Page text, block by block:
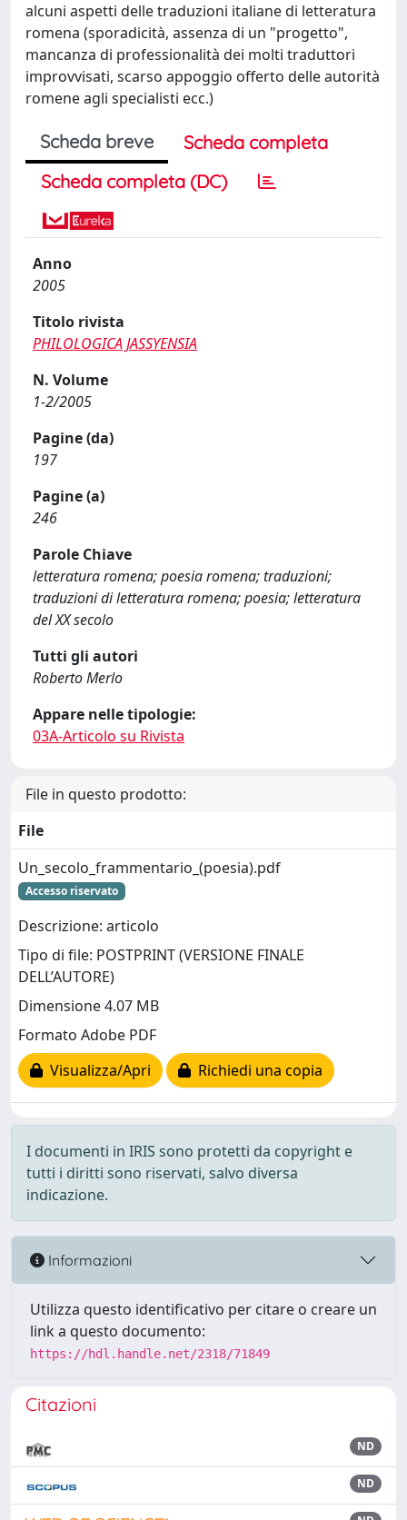
alcuni aspetti delle traduzioni italiane di letteratura
romena (sporadicità, assenza di un "progetto",
mancanza di professionalità dei molti traduttori
improvvisati, scarso appoggio offerto delle autorità
romene agli specialisti ecc.)
Scheda breve
Scheda completa
Scheda completa (DC)
Anno
2005
Titolo rivista
PHILOLOGICA JASSYENSIA
N. Volume
1-2/2005
Pagine (da)
197
Pagine (a)
246
Parole Chiave
letteratura romena; poesia romena; traduzioni;
traduzioni di letteratura romena; poesia; letteratura
del XX secolo
Tutti gli autori
Roberto Merlo
Appare nelle tipologie:
03A-Articolo su Rivista
File in questo prodotto:
File
Un_secolo_frammentario_(poesia).pdf
Accesso riservato
Descrizione: articolo
Tipo di file: POSTPRINT (VERSIONE FINALE
DELL’AUTORE)
Dimensione 4.07 MB
Formato Adobe PDF
Visualizza/Apri
Richiedi una copia
I documenti in IRIS sono protetti da copyright e
tutti i diritti sono riservati, salvo diversa
indicazione.
Informazioni
Utilizza questo identificativo per citare o creare un
link a questo documento:
https://hdl.handle.net/2318/71849
Citazioni
ND
ND